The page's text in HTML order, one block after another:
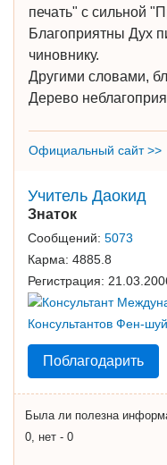
печать" с сильной
Благоприятны Дух
чиновнику.
Другими словами,
Дерево
Официальный сайт >>
Учитель Даокид
Знаток
Сообщений: 5073
Карма: 4885.8
Регистрация:
Поблагодарить
Была ли полезна
0, нет - 0